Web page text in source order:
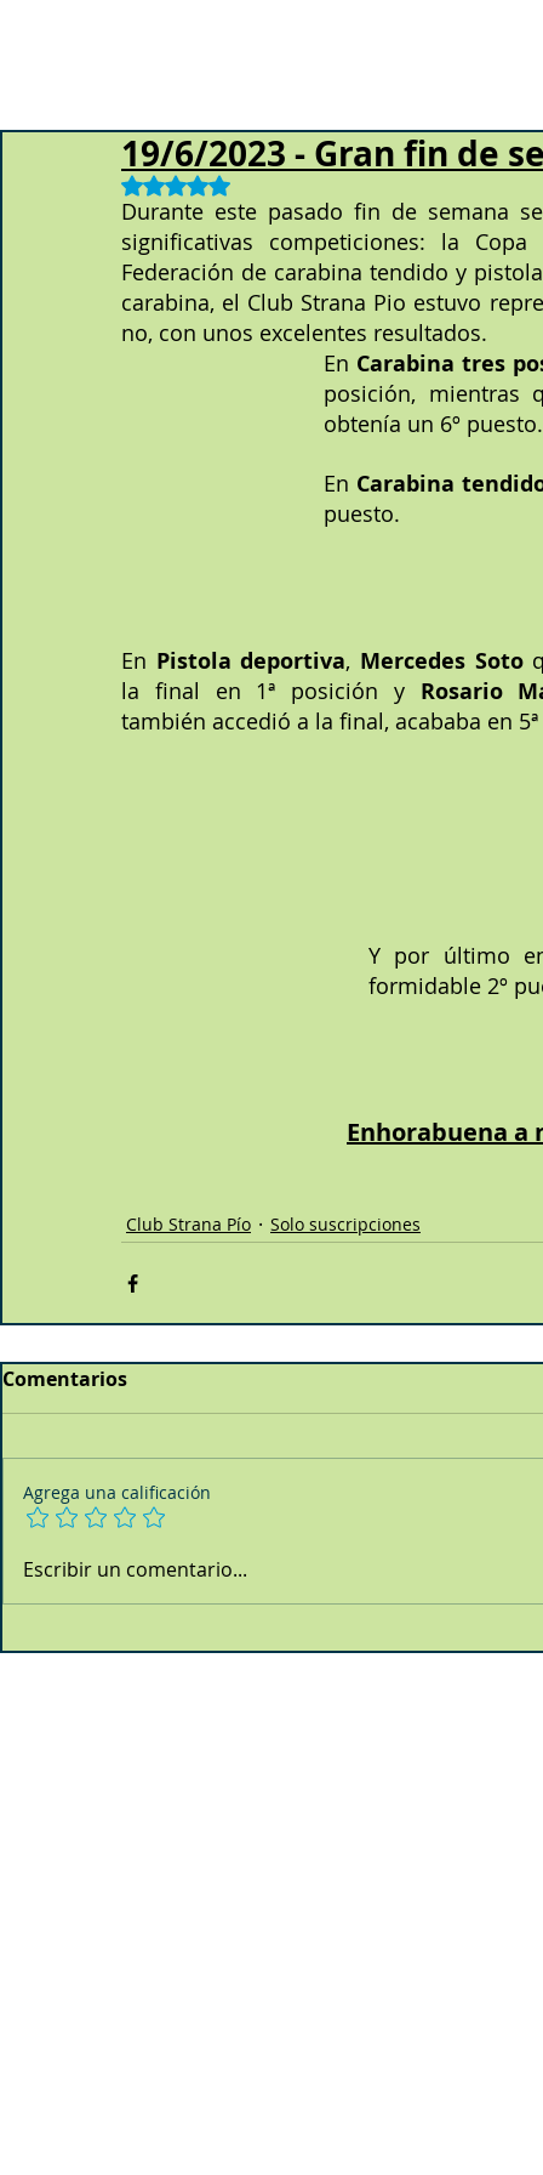
19/6/2023 - Gran fin de
Obtuvo NaN de 5 estrellas.
Durante este pasado fin de semana
significativas competiciones: la
Federación de carabina tendido y
carabina, el Club Strana Pio estuvo
no, con unos excelentes resultados.
En Carabina tres
posición, mientras
obtenía un 6º puesto.
En Carabina
puesto.
En Pistola deportiva, Mercedes Soto
la final en 1ª posición y Rosario
también accedió a la final, acababa en
Y por último
formidable 2º
Enhorabuena a
Club Strana Pío Solo suscripciones
Comentarios
Agrega una calificación
Escribir un comentario...